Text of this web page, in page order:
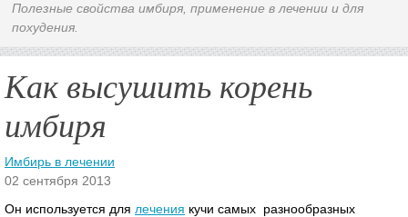
Полезные свойства имбиря, применение в лечении и для
похудения.
Как высушить корень
имбиря
Имбирь в лечении
02 сентября 2013
Он используется для лечения кучи самых разнообразных